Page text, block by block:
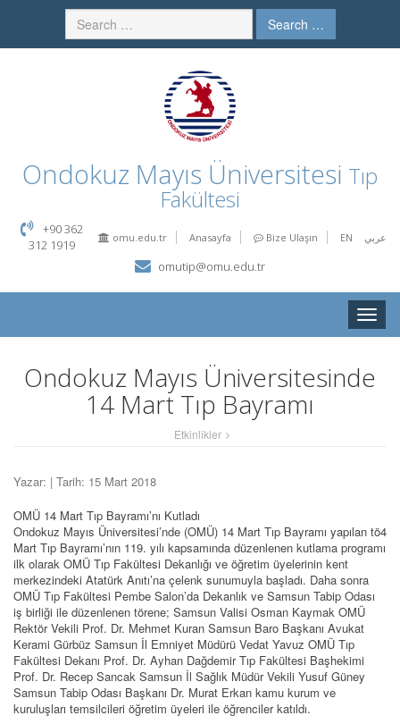
Search …
Ondokuz Mayıs Üniversitesi Tıp
Fakültesi
omu.edu.tr Anasayfa Bize Ulaşın EN عربي
+90 362
312 1919
omutip@omu.edu.tr
Toggle
Ondokuz Mayıs Üniversitesinde
14 Mart Tıp Bayramı
Etkinlikler
Yazar: | Tarih: 15 Mart 2018
OMÜ 14 Mart Tıp Bayramı’nı Kutladı
Ondokuz Mayıs Üniversitesi’nde (OMÜ) 14 Mart Tıp Bayramı yapılan tö4
Mart Tıp Bayramı’nın 119. yılı kapsamında düzenlenen kutlama programı
ilk olarak OMÜ Tıp Fakültesi Dekanlığı ve öğretim üyelerinin kent
merkezindeki Atatürk Anıtı’na çelenk sunumuyla başladı. Daha sonra
OMÜ Tıp Fakültesi Pembe Salon’da Dekanlık ve Samsun Tabip Odası
iş birliği ile düzenlenen törene; Samsun Valisi Osman Kaymak OMÜ
Rektör Vekili Prof. Dr. Mehmet Kuran Samsun Baro Başkanı Avukat
Kerami Gürbüz Samsun İl Emniyet Müdürü Vedat Yavuz OMÜ Tıp
Fakültesi Dekanı Prof. Dr. Ayhan Dağdemir Tıp Fakültesi Başhekimi
Prof. Dr. Recep Sancak Samsun İl Sağlık Müdür Vekili Yusuf Güney
Samsun Tabip Odası Başkanı Dr. Murat Erkan kamu kurum ve
kuruluşları temsilcileri öğretim üyeleri ile öğrenciler katıldı.